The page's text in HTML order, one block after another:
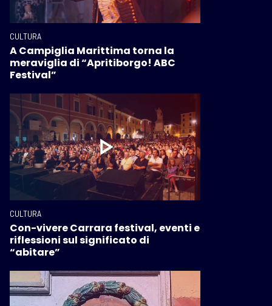
CULTURA
A Campiglia Marittima torna la
meraviglia di “Apritiborgo! ABC
Festival”
CULTURA
Con-vivere Carrara festival, eventi e
riflessioni sul significato di
“abitare”